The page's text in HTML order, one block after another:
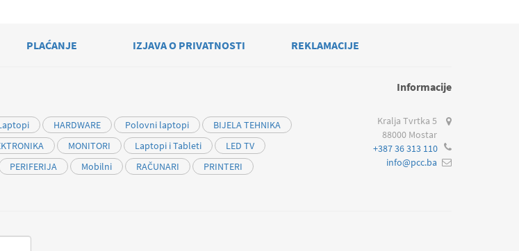
PLAĆANJE IZJAVA O PRIVATNOSTI REKLAMACIJE
HARDWARE Polovni laptopi
BIJELA TEHNIKA
MONITORI Laptopi i Tableti
LED TV
PERIFERIJA Mobilni RAČUNARI PRINTERI
Informacije
Kralja Tvrtka 5
88000 Mostar
+387 36 313 110
info@pcc.ba